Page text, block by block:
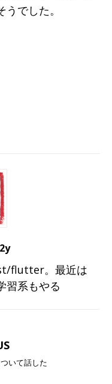
でした。
flutter。最近は
習系もやる
いて話した